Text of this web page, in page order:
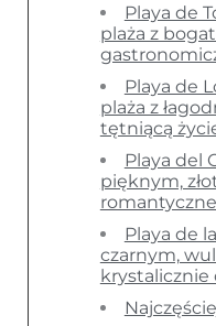
Playa de
plaża z
Playa de
plaża z
tętniącą
Playa del
pięknym,
Playa de
czarnym,
krystalicznie